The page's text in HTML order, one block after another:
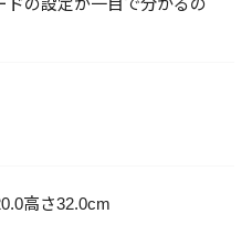
の設定が一目で分かるの
高さ32.0cm